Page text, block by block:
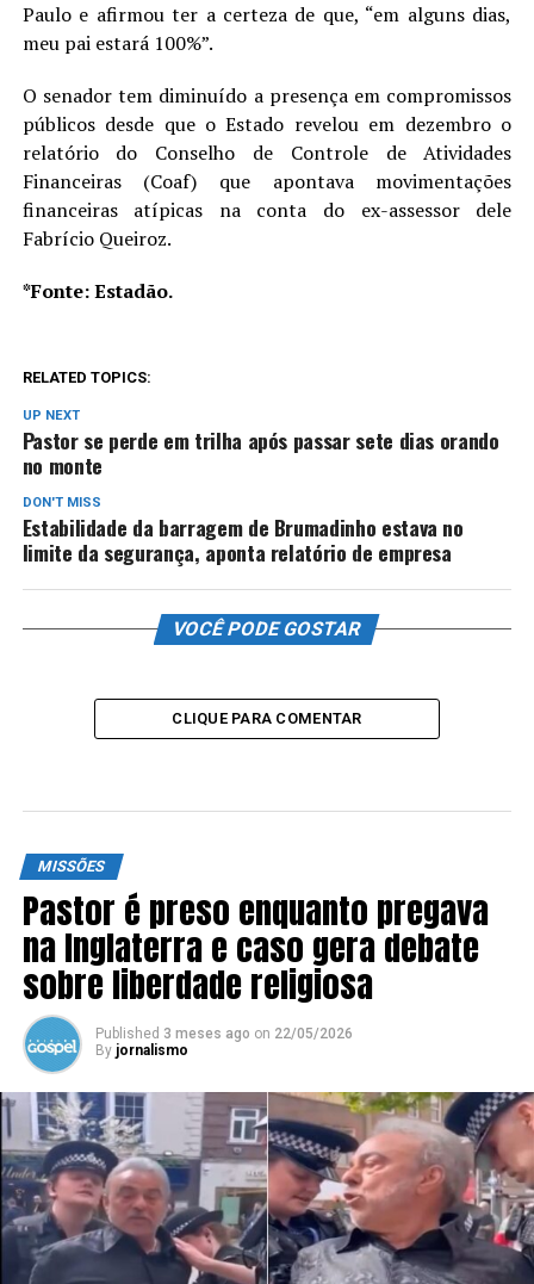
Paulo e afirmou ter a certeza de que, “em alguns dias,
meu pai estará 100%”.
O senador tem diminuído a presença em compromissos
públicos desde que o Estado revelou em dezembro o
relatório do Conselho de Controle de Atividades
Financeiras (Coaf) que apontava movimentações
financeiras atípicas na conta do ex-assessor dele
Fabrício Queiroz.
*Fonte: Estadão.
RELATED TOPICS:
UP NEXT
Pastor se perde em trilha após passar sete dias orando
no monte
DON'T MISS
Estabilidade da barragem de Brumadinho estava no
limite da segurança, aponta relatório de empresa
VOCÊ PODE GOSTAR
CLIQUE PARA COMENTAR
MISSÕES
Pastor é preso enquanto pregava
na Inglaterra e caso gera debate
sobre liberdade religiosa
Published 3 meses ago on 22/05/2026
By jornalismo